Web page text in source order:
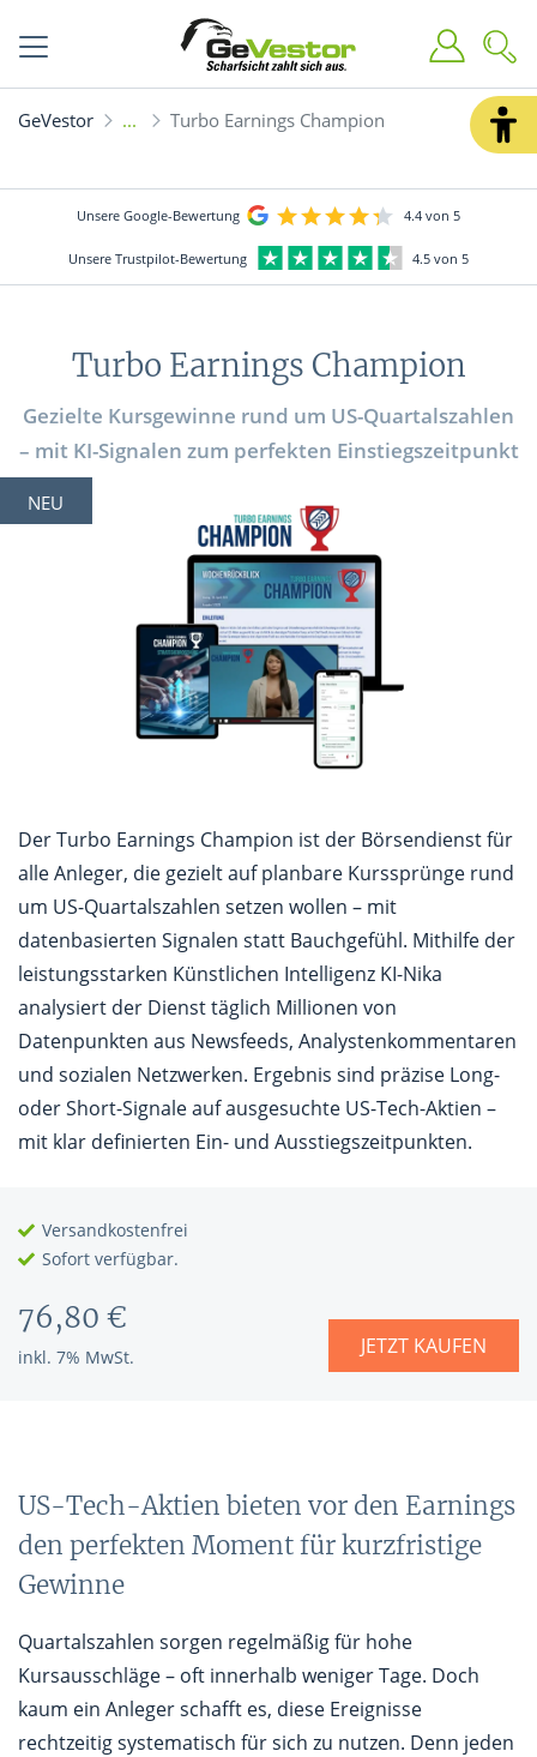
GeVestor Turbo Earnings Champion
Unsere Google-Bewertung 4.4 von 5
Unsere Trustpilot-Bewertung 4.5 von 5
Turbo Earnings Champion
Gezielte Kursgewinne rund um US-Quartalszahlen
– mit KI-Signalen zum perfekten Einstiegszeitpunkt
NEU
Der Turbo Earnings Champion ist der Börsendienst für
alle Anleger, die gezielt auf planbare Kurssprünge rund
um US-Quartalszahlen setzen wollen – mit
datenbasierten Signalen statt Bauchgefühl. Mithilfe der
leistungsstarken Künstlichen Intelligenz KI-Nika
analysiert der Dienst täglich Millionen von
Datenpunkten aus Newsfeeds, Analystenkommentaren
und sozialen Netzwerken. Ergebnis sind präzise Long-
oder Short-Signale auf ausgesuchte US-Tech-Aktien –
mit klar definierten Ein- und Ausstiegszeitpunkten.
Versandkostenfrei
Sofort verfügbar.
76,80 €
inkl. 7% MwSt. JETZT KAUFEN
US-Tech-Aktien bieten vor den Earnings
den perfekten Moment für kurzfristige
Gewinne
Quartalszahlen sorgen regelmäßig für hohe
Kursausschläge – oft innerhalb weniger Tage. Doch
kaum ein Anleger schafft es, diese Ereignisse
rechtzeitig systematisch für sich zu nutzen. Denn jeden